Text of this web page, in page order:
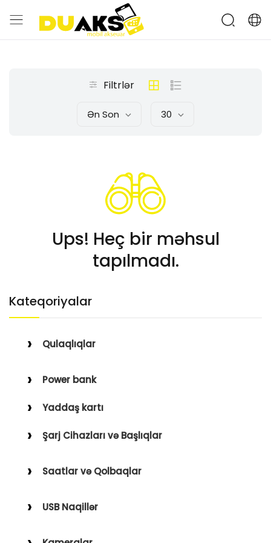
Kateqoriyalar
Qulaqlıqlar
Qulaqüstü
Power bank
Yaddaş kartı
Şarj Cihazları və Başlıqlar
Saatlar və Qolbaqlar
Saat Qolbaqları
USB Naqillər
Filtrlər
Ən Son 30
Ups! Heç bir məhsul
tapılmadı.